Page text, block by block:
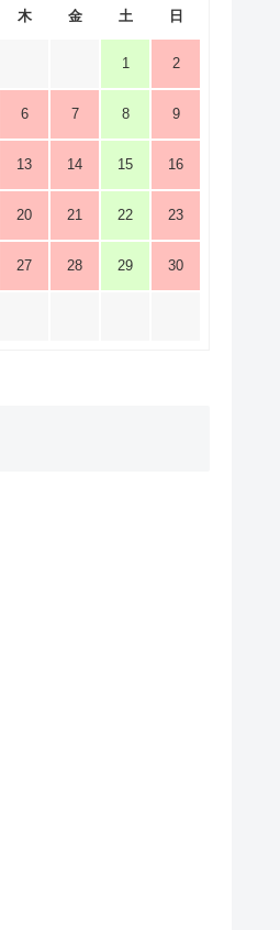
木 金 土 日
1 2
6 7 8 9
13 14 15 16
20 21 22 23
27 28 29 30